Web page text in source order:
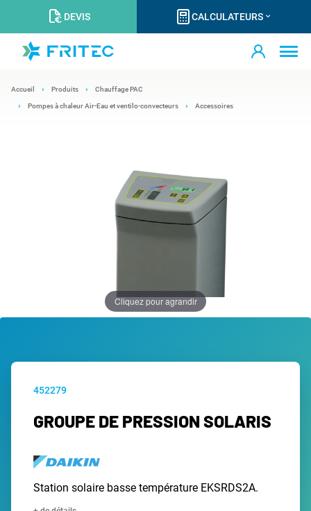
DEVIS CALCULATEURS
Accueil Produits Chauffage PAC
Pompes à chaleur Air-Eau et ventilo-convecteurs Accessoires
Cliquez pour agrandir
452279
GROUPE DE PRESSION SOLARIS
Station solaire basse température EKSRDS2A.